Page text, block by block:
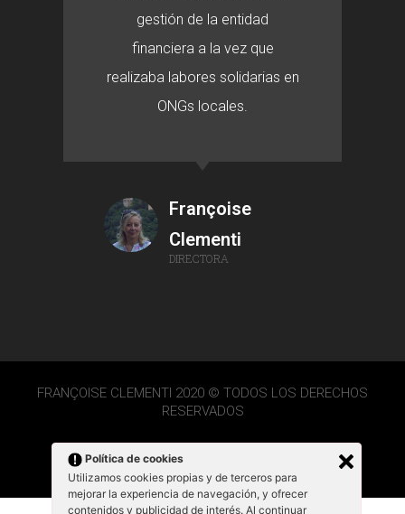
Política de cookies
Utilizamos cookies propias y de terceros para
mejorar la experiencia de navegación, y ofrecer
contenidos y publicidad de interés. Al continuar
gestión de la entidad
financiera a la vez que
realizaba labores solidarias en
ONGs locales.
Françoise
Clementi
DIRECTORA
FRANÇOISE CLEMENTI 2020 © TODOS LOS DERECHOS
RESERVADOS